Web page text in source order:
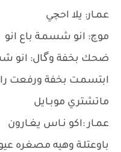
عمـار: يلا احچي
موچ: انو شسمـة باع انو
ضحك بخفة وگال: انو
ابتسمـت بخفة ورفعت
ماتشتري موبـايل
عمـار :اكو نـاس يغـارون
باوعتلـة وهيه مصغره